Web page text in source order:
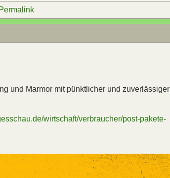
Permalink
und Marmor mit pünktlicher und zuverlässiger
wirtschaft/verbraucher/post-pakete-